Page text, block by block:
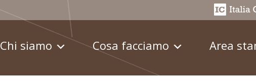
Chi siamo Cosa facciamo Area